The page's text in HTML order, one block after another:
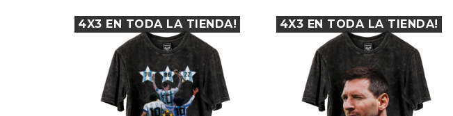
4X3 EN TODA LA TIENDA! 4X3 EN TODA LA TIENDA!